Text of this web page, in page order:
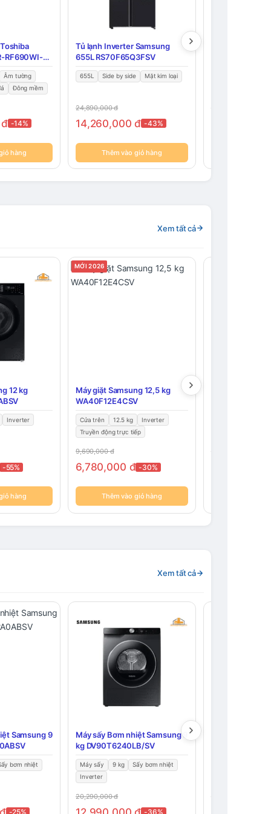
RF690WI-
Âm tường
Đông mềm
đ -14%
hàng
Tủ lạnh Inverter Samsung
655L RS70F65Q3FSV
655L Side by side Mặt kim loại
24,890,000đ
14,260,000đ -43%
Thêm vào giỏ hàng
17,490,000
Xem tất cả
12 kg
Inverter
-55%
hàng
MỚI 2026
Máy giặt Samsung 12,5 kg
WA40F12E4CSV
Cửa trên 12.5 kg
Inverter
Truyền động trực tiếp
9,690,000đ
6,780,000 đ -30%
Thêm vào giỏ hàng
15,000,000
Xem tất cả
Samsung 9
bơm nhiệt
-25%
Máy sấy Bơm nhiệt Samsung 9
kg DV90T6240LB/SV
Máy sấy 9 kg
Sấy bơm nhiệt
Inverter
20,290,000đ
-36%
7,490,000